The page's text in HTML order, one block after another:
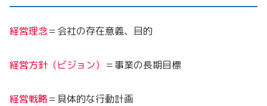
経営理念＝会社の存在意義、目的
経営方針（ビジョン） ＝事業の長期目標
経営戦略＝具体的な行動計画